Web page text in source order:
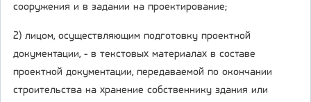
сооружения и в задании на проектирование;
2) лицом, осуществляющим подготовку проектной
документации, - в текстовых материалах в составе
проектной документации, передаваемой по окончании
строительства на хранение собственнику здания или